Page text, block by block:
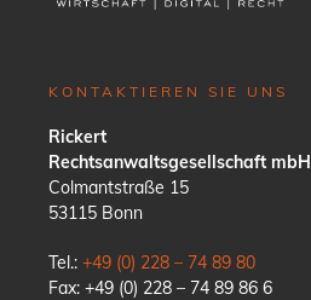
KONTAKTIEREN SIE UNS
Rickert
Rechtsanwaltsgesellschaft mbH
Colmantstraße 15
53115 Bonn
Tel.: +49 (0) 228 – 74 89 80
Fax: +49 (0) 228 – 74 89 86 6